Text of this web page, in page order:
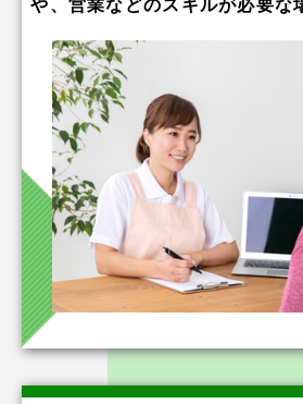
や、営業などのスキルが必要な